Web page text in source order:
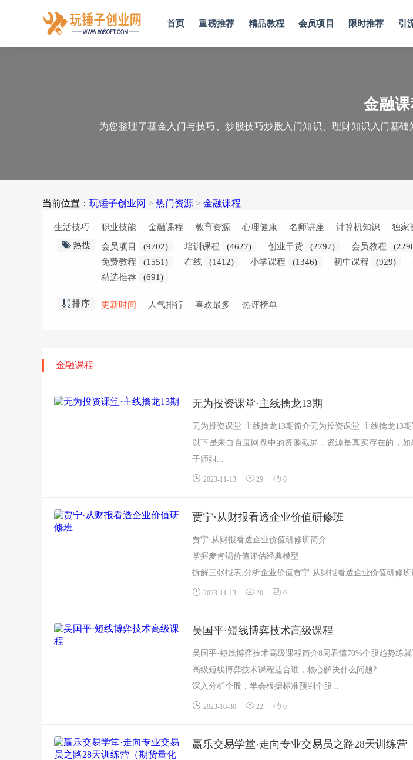
首页 重磅推荐 精品教程 会员项目 限时推荐 引
金融
为您整理了基金入门与技巧、炒股技巧炒股入门知识、理财知识入门基
当前位置： 玩锤子创业网 > 热门资源 > 金融课程
生活技巧 职业技能 金融课程 教育资源 心理健康 名师讲座 计算机知识
独家
热搜
会员项目 (9702) 培训课程 (4627) 创业干货 (2797) 会员教程
免费教程
(1551) 在线 (1412) 小学课程 (1346) 初中课程 (929)
精选推荐
(691)
排序 更新时间 人气排行 喜欢最多 热评榜单
金融课程
无为投资课堂·主线擒龙13期
无为投资课堂·主线擒龙13期简介无为投资课堂·主线擒龙13
以下是来自百度网盘中的资源截屏，资源是真实存在的，
子师姐...
2023-11-13 29 0
贾宁·从财报看透企业价值研修班
贾宁·从财报看透企业价值研修班简介
掌握麦肯锡价值评估经典模型
拆解三张报表,分析企业价值贾宁·从财报看透企业价值研修
以下是来自百度网盘中的资源截屏...
2023-11-13 20 0
吴国平·短线博弈技术高级课程
吴国平·短线博弈技术高级课程简介8周看懂70%个股趋势练
高级短线博弈技术课程适合谁，核心解决什么问题?
深入分析个股，学会根据标准预判个股...
2023-10-30 22 0
赢乐交易学堂·走向专业交易员之路28天训练营